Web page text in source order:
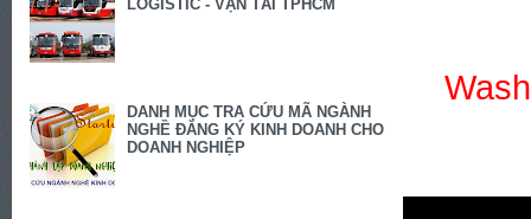
LOGISTIC - VẬN TẢI TPHCM
DANH MỤC TRA CỨU MÃ NGÀNH
NGHỀ ĐĂNG KÝ KINH DOANH CHO
DOANH NGHIỆP